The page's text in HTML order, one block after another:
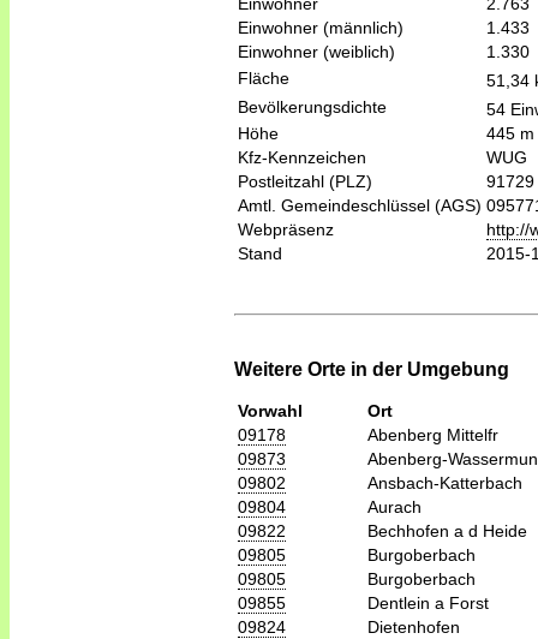
Einwohner (männlich)
1.433
Einwohner (weiblich)
1.330
Fläche
51,34
Bevölkerungsdichte
54
Höhe
445 m
Kfz-Kennzeichen
WUG
Postleitzahl (PLZ)
91729
Amtl. Gemeindeschlüssel (AGS)
Webpräsenz
http://
Stand
2015-
Weitere Orte in der Umgebung
Vorwahl
Ort
09178
Abenberg Mittelfr
09873
Abenberg-
09802
Ansbach-Katterbach
09804
Aurach
09822
Bechhofen a d Heide
09805
Burgoberbach
09805
Burgoberbach
09855
Dentlein a Forst
09824
Dietenhofen